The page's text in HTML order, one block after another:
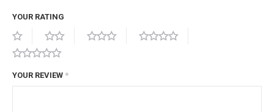
YOUR RATING
YOUR REVIEW *